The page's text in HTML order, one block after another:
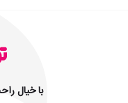
با خیال